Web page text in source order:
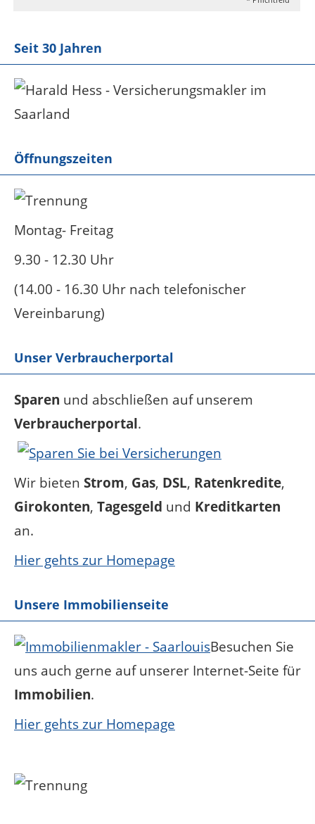
Seit 30 Jahren
Öffnungszeiten
Montag- Freitag
9.30 - 12.30 Uhr
(14.00 - 16.30 Uhr nach telefonischer
Vereinbarung)
Unser Verbraucherportal
Sparen und abschließen auf unserem
Verbraucherportal.
Wir bieten Strom, Gas, DSL, Ratenkredite,
Girokonten, Tagesgeld und Kreditkarten
an.
Hier gehts zur Homepage
Unsere Immobilienseite
Besuchen Sie
uns auch gerne auf unserer Internet-Seite für
Immobilien.
Hier gehts zur Homepage